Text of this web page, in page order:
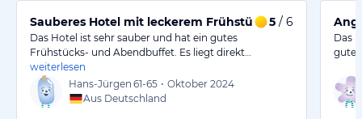
Sauberes Hotel mit leckerem Frühstück und
5 / 6
Das Hotel ist sehr sauber und hat ein gutes
Frühstücks- und Abendbuffet. Es liegt direkt…
weiterlesen
Hans-Jürgen 61-65 • Oktober 2024
Aus Deutschland
Das